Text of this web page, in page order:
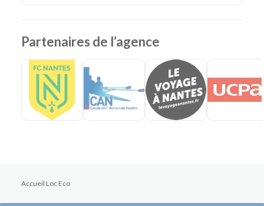
Partenaires de l’agence
Accueil Loc Eco